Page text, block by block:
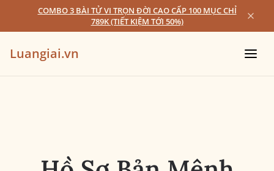
COMBO 3 BÀI TỬ VI TRỌN ĐỜI CAO CẤP 100 MỤC CHỈ
789K (TIẾT KIỆM TỚI 50%)
Luangiai.vn